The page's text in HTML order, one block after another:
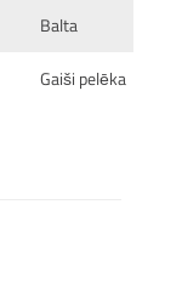
Balta
Gaiši pelēka